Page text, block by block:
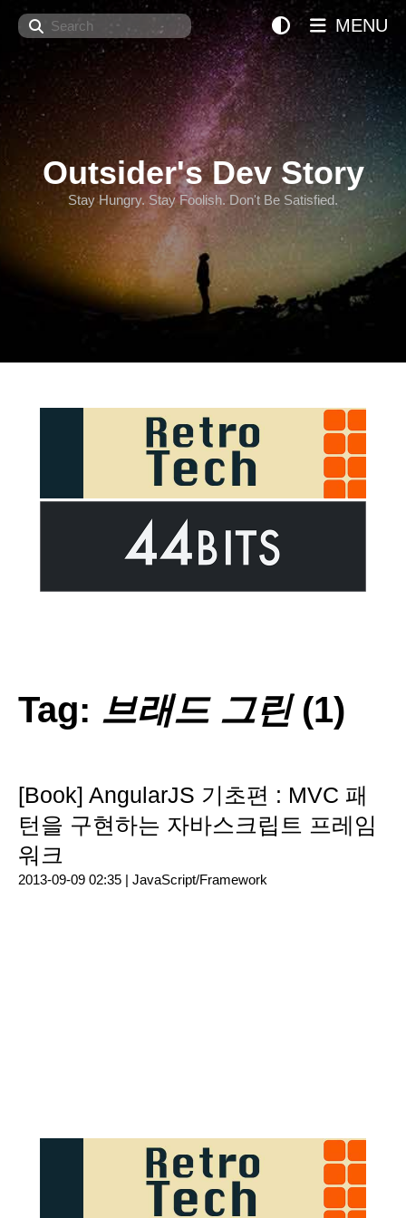
Search
Outsider's Dev Story
Stay Hungry. Stay Foolish. Don't Be Satisfied.
MENU
Tag: 브래드 그린(1)
[Book] AngularJS 기초편 : MVC 패
턴을 구현하는 자바스크립트 프레임
워크
2013-09-09 02:35 | JavaScript/Framework